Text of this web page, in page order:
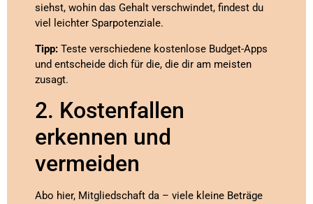
siehst, wohin das Gehalt verschwindet, findest du
viel leichter Sparpotenziale.
Tipp: Teste verschiedene kostenlose Budget-Apps
und entscheide dich für die, die dir am meisten
zusagt.
2. Kostenfallen
erkennen und
vermeiden
Abo hier, Mitgliedschaft da – viele kleine Beträge